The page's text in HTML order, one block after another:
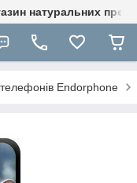
натуральних
Endorphone